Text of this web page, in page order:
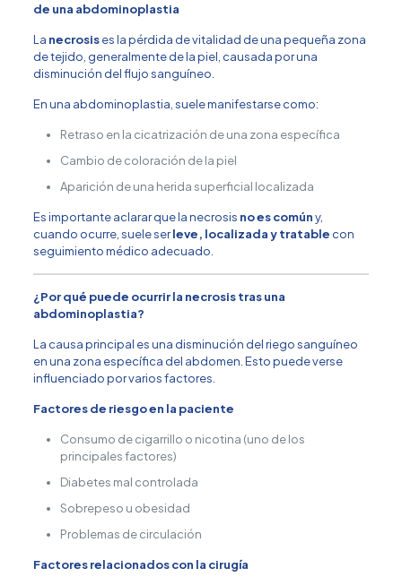
de una abdominoplastia
La necrosises la pérdida de vitalidad de una pequeña zona
de tejido, generalmente de la piel, causada por una
disminución del flujo sanguíneo.
En una abdominoplastia, suele manifestarse como:
Retraso en la cicatrización de una zona específica
Cambio de coloración de la piel
Aparición de una herida superficial localizada
Es importante aclarar que la necrosis no es comúny,
cuando ocurre, suele serleve, localizada y tratable con
seguimiento médico adecuado.
¿Por qué puede ocurrir la necrosis tras una
abdominoplastia?
La causa principal es una disminución del riego sanguíneo
en una zona específica del abdomen. Esto puede verse
influenciado por varios factores.
Factores de riesgo en la paciente
Consumo de cigarrillo o nicotina (uno de los
principales factores)
Diabetes mal controlada
Sobrepeso u obesidad
Problemas de circulación
Factores relacionados con la cirugía